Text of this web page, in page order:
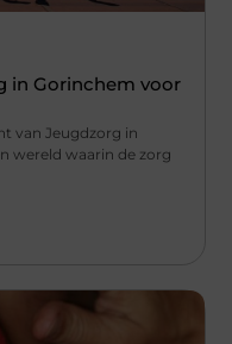
in Gorinchem voor
van Jeugdzorg in
wereld waarin de zorg